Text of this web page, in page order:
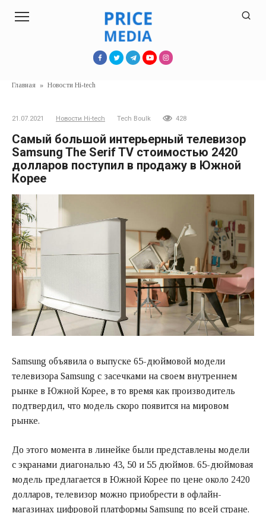
Главная » Новости Hi-tech
21.07.2021 Новости Hi-tech Tech Boulk 428
Самый большой интерьерный телевизор
Samsung The Serif TV стоимостью 2420
долларов поступил в продажу в Южной
Корее
Samsung объявила о выпуске 65-дюймовой модели
телевизора Samsung с засечками на своем внутреннем
рынке в Южной Корее, в то время как производитель
подтвердил, что модель скоро появится на мировом
рынке.
До этого момента в линейке были представлены модели
с экранами диагональю 43, 50 и 55 дюймов. 65-дюймовая
модель предлагается в Южной Корее по цене около 2420
долларов, телевизор можно приобрести в офлайн-
магазинах цифровой платформы Samsung по всей стране.